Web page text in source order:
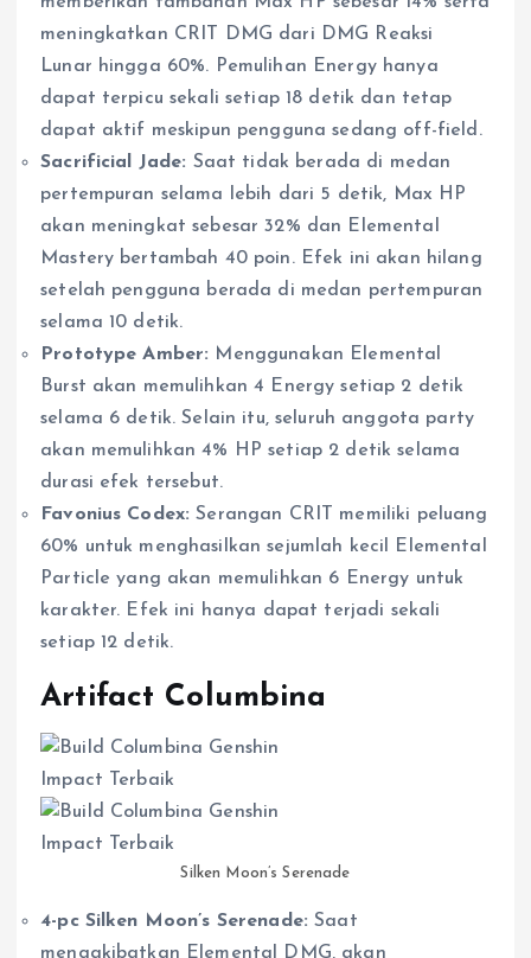
meningkatkan CRIT DMG dari DMG Reaksi
Lunar hingga 60%. Pemulihan Energy hanya
dapat terpicu sekali setiap 18 detik dan tetap
dapat aktif meskipun pengguna sedang off-field.
Sacrificial Jade: Saat tidak berada di medan
pertempuran selama lebih dari 5 detik, Max HP
akan meningkat sebesar 32% dan Elemental
Mastery bertambah 40 poin. Efek ini akan hilang
setelah pengguna berada di medan pertempuran
selama 10 detik.
Prototype Amber: Menggunakan Elemental
Burst akan memulihkan 4 Energy setiap 2 detik
selama 6 detik. Selain itu, seluruh anggota party
akan memulihkan 4% HP setiap 2 detik selama
durasi efek tersebut.
Favonius Codex: Serangan CRIT memiliki peluang
60% untuk menghasilkan sejumlah kecil Elemental
Particle yang akan memulihkan 6 Energy untuk
karakter. Efek ini hanya dapat terjadi sekali
setiap 12 detik.
Artifact Columbina
Silken Moon’s Serenade
4-pc Silken Moon’s Serenade:Saat
mengakibatkan Elemental DMG, akan